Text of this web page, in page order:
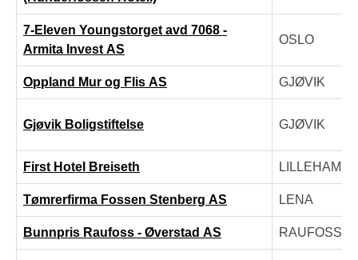
7-Eleven Youngstorget avd 7068 -
Armita Invest AS
OSLO
Oppland Mur og Flis AS GJØVIK
Gjøvik Boligstiftelse GJØVIK
First Hotel Breiseth
Tømrerfirma Fossen Stenberg AS LENA
Bunnpris Raufoss - Øverstad AS RAUFOSS